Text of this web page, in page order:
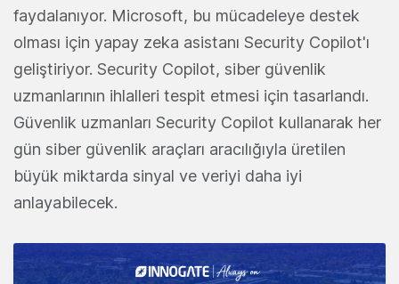
faydalanıyor. Microsoft, bu mücadeleye destek
olması için yapay zeka asistanı Security Copilot'ı
geliştiriyor. Security Copilot, siber güvenlik
uzmanlarının ihlalleri tespit etmesi için tasarlandı.
Güvenlik uzmanları Security Copilot kullanarak her
gün siber güvenlik araçları aracılığıyla üretilen
büyük miktarda sinyal ve veriyi daha iyi
anlayabilecek.